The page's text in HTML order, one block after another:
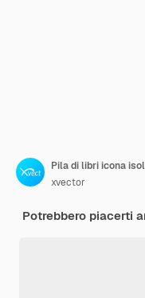
Pila di libri icona
xvector
Potrebbero piacerti